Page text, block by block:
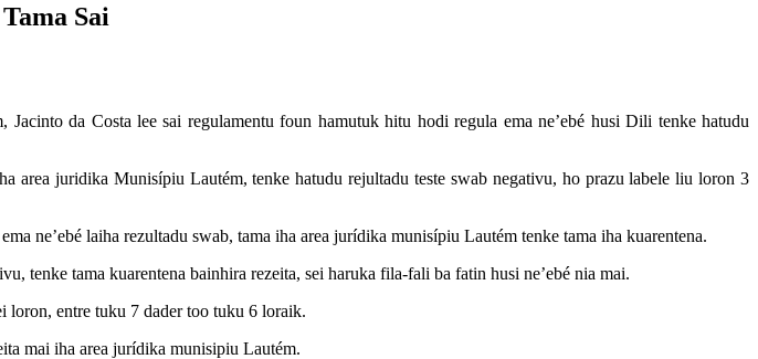
Sai
da Costa lee sai regulamentu foun hamutuk hitu hodi regula ema ne’ebé husi Dili tenke hatudu
area juridika Munisípiu Lautém, tenke hatudu rejultadu teste swab negativu, ho prazu labele liu loron 3
ne’ebé laiha rezultadu swab, tama iha area jurídika munisípiu Lautém tenke tama iha kuarentena.
tenke tama kuarentena bainhira rezeita, sei haruka fila-fali ba fatin husi ne’ebé nia mai.
loron, entre tuku 7 dader too tuku 6 loraik.
mai iha area jurídika munisipiu Lautém.